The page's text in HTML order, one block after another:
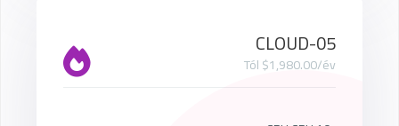
CLOUD-05
Tól $1,980.00/év